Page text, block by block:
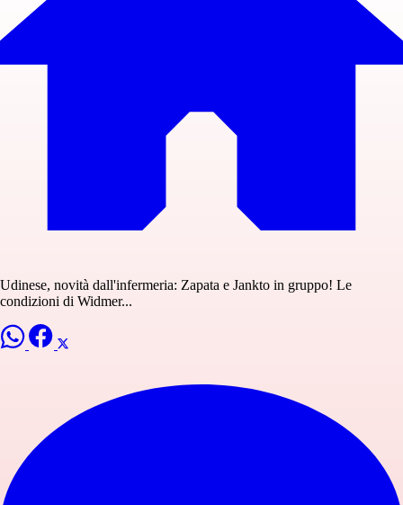
Udinese, novità dall'infermeria: Zapata e Jankto in gruppo! Le
condizioni di Widmer...